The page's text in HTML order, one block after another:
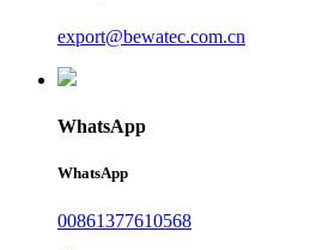
export@bewatec.com.cn
WhatsApp
WhatsApp
00861377610568